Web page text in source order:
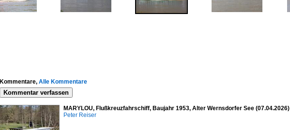
Kommentare, Alle Kommentare
Kommentar verfassen
MARYLOU, Flußkreuzfahrschiff, Baujahr 1953, Alter Wernsdorfer See (07.04.2026)
Peter Reiser